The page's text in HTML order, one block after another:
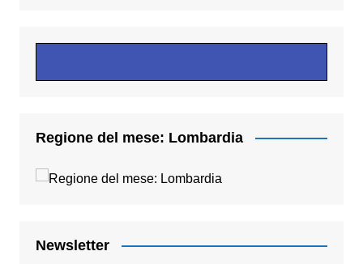
Regione del mese: Lombardia
Newsletter